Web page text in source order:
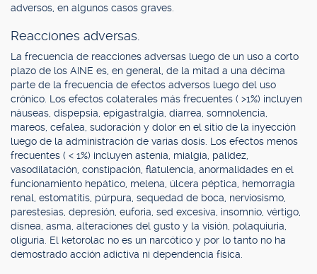
adversos, en algunos casos graves.
Reacciones adversas.
La frecuencia de reacciones adversas luego de un uso a corto
plazo de los AINE es, en general, de la mitad a una décima
parte de la frecuencia de efectos adversos luego del uso
crónico. Los efectos colaterales más frecuentes ( >1%) incluyen
náuseas, dispepsia, epigastralgia, diarrea, somnolencia,
mareos, cefalea, sudoración y dolor en el sitio de la inyección
luego de la administración de varias dosis. Los efectos menos
frecuentes ( < 1%) incluyen astenia, mialgia, palidez,
vasodilatación, constipación, flatulencia, anormalidades en el
funcionamiento hepático, melena, úlcera péptica, hemorragia
renal, estomatitis, púrpura, sequedad de boca, nerviosismo,
parestesias, depresión, euforia, sed excesiva, insomnio, vértigo,
disnea, asma, alteraciones del gusto y la visión, polaquiuria,
oliguria. El ketorolac no es un narcótico y por lo tanto no ha
demostrado acción adictiva ni dependencia física.